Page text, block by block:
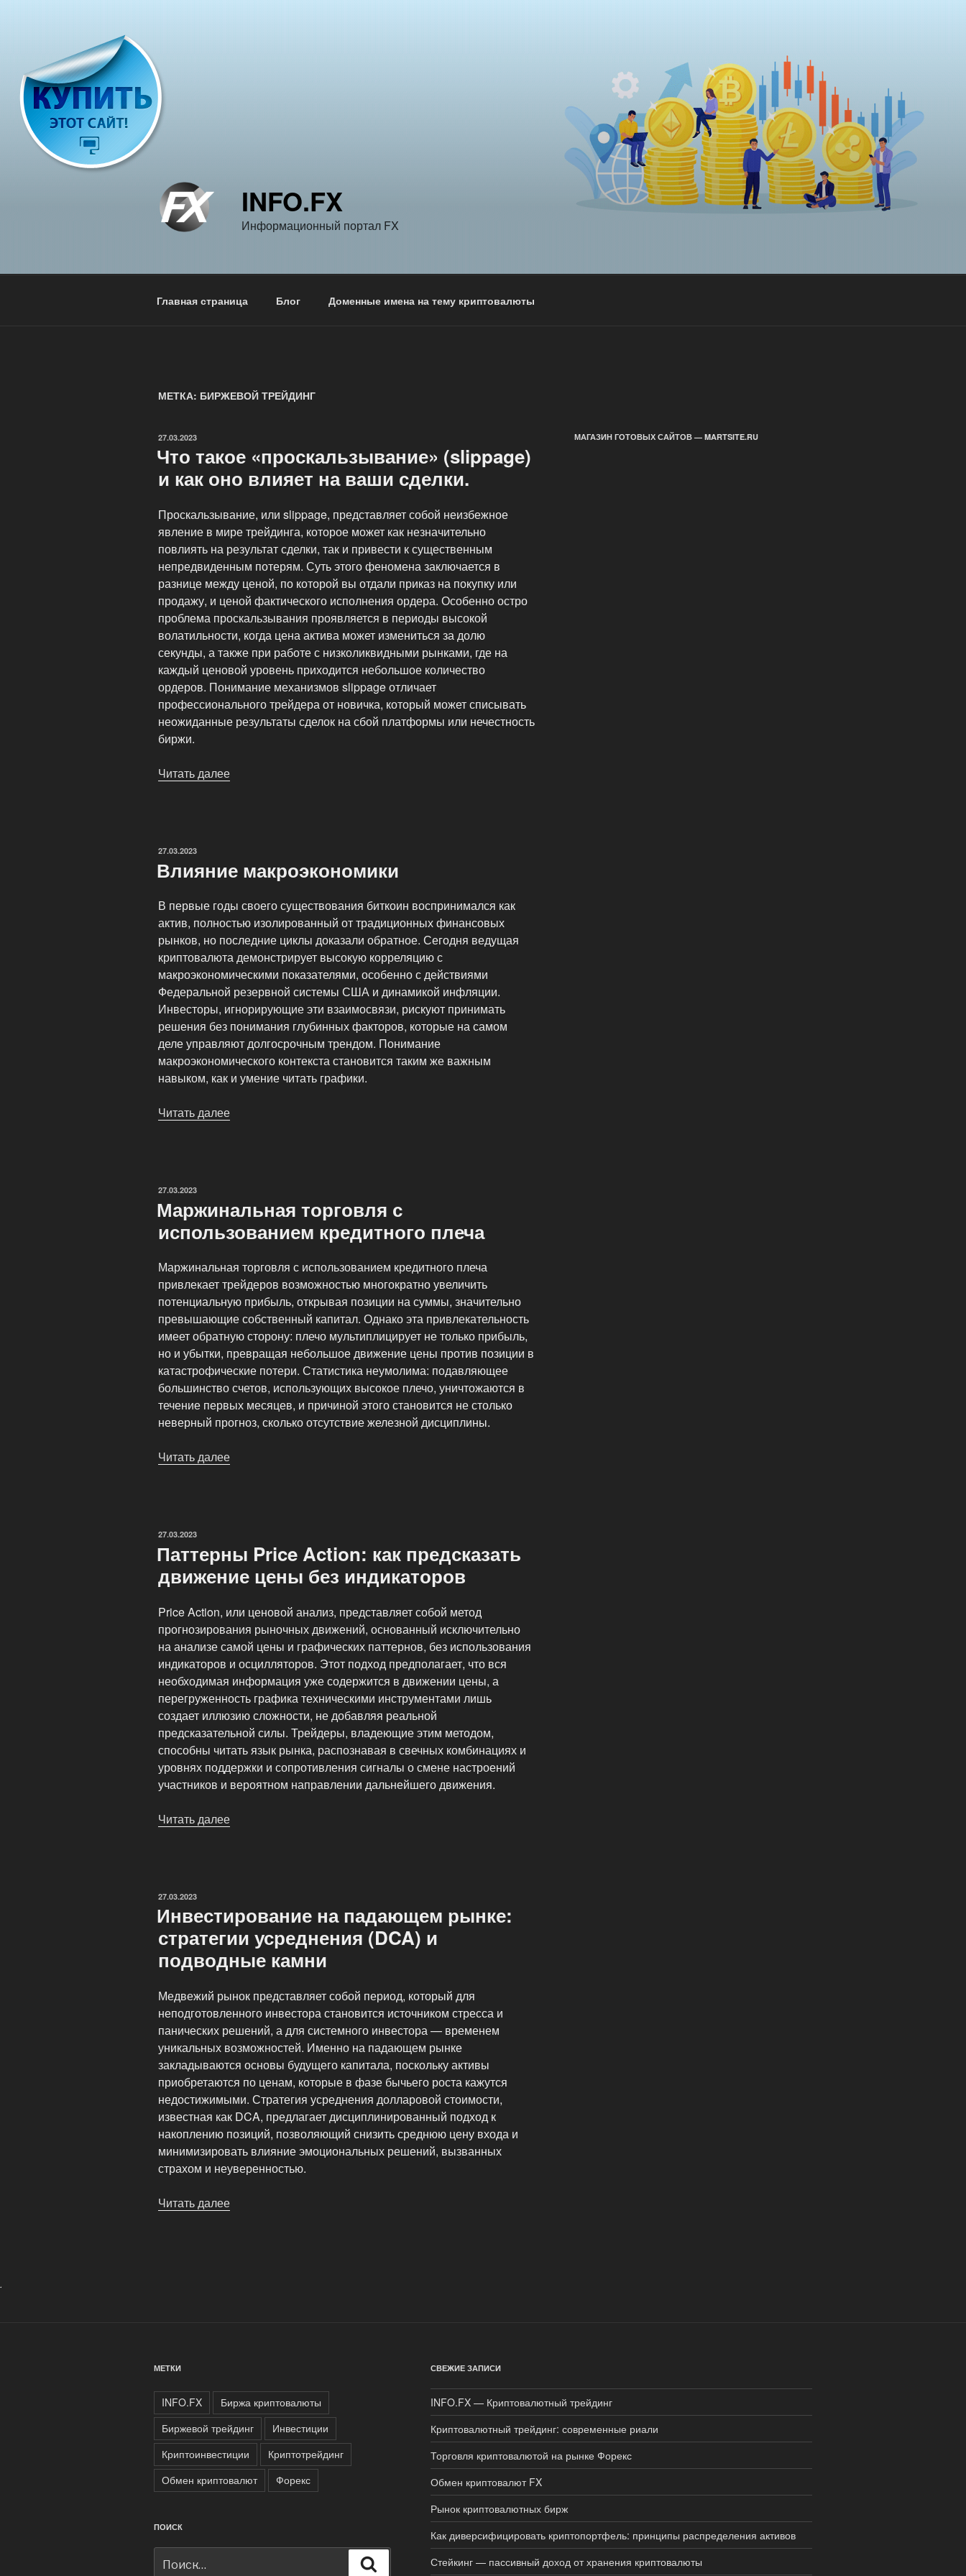
INFO.FX
Информационный портал FX
Главная страница Блог Доменные имена на тему криптовалюты
МЕТКА: БИРЖЕВОЙ ТРЕЙДИНГ
ОПУБЛИКОВАНО
27.03.2023
Что такое «проскальзывание» (slippage)
и как оно влияет на ваши сделки.
Проскальзывание, или slippage, представляет собой неизбежное
явление в мире трейдинга, которое может как незначительно
повлиять на результат сделки, так и привести к существенным
непредвиденным потерям. Суть этого феномена заключается в
разнице между ценой, по которой вы отдали приказ на покупку или
продажу, и ценой фактического исполнения ордера. Особенно остро
проблема проскальзывания проявляется в периоды высокой
волатильности, когда цена актива может измениться за долю
секунды, а также при работе с низколиквидными рынками, где на
каждый ценовой уровень приходится небольшое количество
ордеров. Понимание механизмов slippage отличает
профессионального трейдера от новичка, который может списывать
неожиданные результаты сделок на сбой платформы или нечестность
биржи.
Читать далее
оно
на
ваши
сделки.»
ОПУБЛИКОВАНО
27.03.2023
Влияние макроэкономики
В первые годы своего существования биткоин воспринимался как
актив, полностью изолированный от традиционных финансовых
рынков, но последние циклы доказали обратное. Сегодня ведущая
криптовалюта демонстрирует высокую корреляцию с
макроэкономическими показателями, особенно с действиями
Федеральной резервной системы США и динамикой инфляции.
Инвесторы, игнорирующие эти взаимосвязи, рискуют принимать
решения без понимания глубинных факторов, которые на самом
деле управляют долгосрочным трендом. Понимание
макроэкономического контекста становится таким же важным
навыком, как и умение читать графики.
Читать далее
ОПУБЛИКОВАНО
27.03.2023
Маржинальная торговля с
использованием кредитного плеча
Маржинальная торговля с использованием кредитного плеча
привлекает трейдеров возможностью многократно увеличить
потенциальную прибыль, открывая позиции на суммы, значительно
превышающие собственный капитал. Однако эта привлекательность
имеет обратную сторону: плечо мультиплицирует не только прибыль,
но и убытки, превращая небольшое движение цены против позиции в
катастрофические потери. Статистика неумолима: подавляющее
большинство счетов, использующих высокое плечо, уничтожаются в
течение первых месяцев, и причиной этого становится не столько
неверный прогноз, сколько отсутствие железной дисциплины.
Читать далее
ОПУБЛИКОВАНО
27.03.2023
Паттерны Price Action: как предсказать
движение цены без индикаторов
Price Action, или ценовой анализ, представляет собой метод
прогнозирования рыночных движений, основанный исключительно
на анализе самой цены и графических паттернов, без использования
индикаторов и осцилляторов. Этот подход предполагает, что вся
необходимая информация уже содержится в движении цены, а
перегруженность графика техническими инструментами лишь
создает иллюзию сложности, не добавляя реальной
предсказательной силы. Трейдеры, владеющие этим методом,
способны читать язык рынка, распознавая в свечных комбинациях и
уровнях поддержки и сопротивления сигналы о смене настроений
участников и вероятном направлении дальнейшего движения.
Читать далее
цены
без
индикаторов»
ОПУБЛИКОВАНО
27.03.2023
Инвестирование на падающем рынке:
стратегии усреднения (DCA) и
подводные камни
Медвежий рынок представляет собой период, который для
неподготовленного инвестора становится источником стресса и
панических решений, а для системного инвестора — временем
уникальных возможностей. Именно на падающем рынке
закладываются основы будущего капитала, поскольку активы
приобретаются по ценам, которые в фазе бычьего роста кажутся
недостижимыми. Стратегия усреднения долларовой стоимости,
известная как DCA, предлагает дисциплинированный подход к
накоплению позиций, позволяющий снизить среднюю цену входа и
минимизировать влияние эмоциональных решений, вызванных
страхом и неуверенностью.
Читать далее
МАГАЗИН ГОТОВЫХ САЙТОВ — MARTSITE.RU
.
МЕТКИ
INFO.FX
Биржа криптовалюты
Биржевой трейдинг
Инвестиции
Криптоинвестиции
Криптотрейдинг
Обмен криптовалют
Форекс
ПОИСК
СВЕЖИЕ ЗАПИСИ
INFO.FX — Криптовалютный трейдинг
Криптовалютный трейдинг: современные риали
Торговля криптовалютой на рынке Форекс
Обмен криптовалют FX
Рынок криптовалютных бирж
Как диверсифицировать криптопортфель: принципы распределения активов
Стейкинг — пассивный доход от хранения криптовалюты